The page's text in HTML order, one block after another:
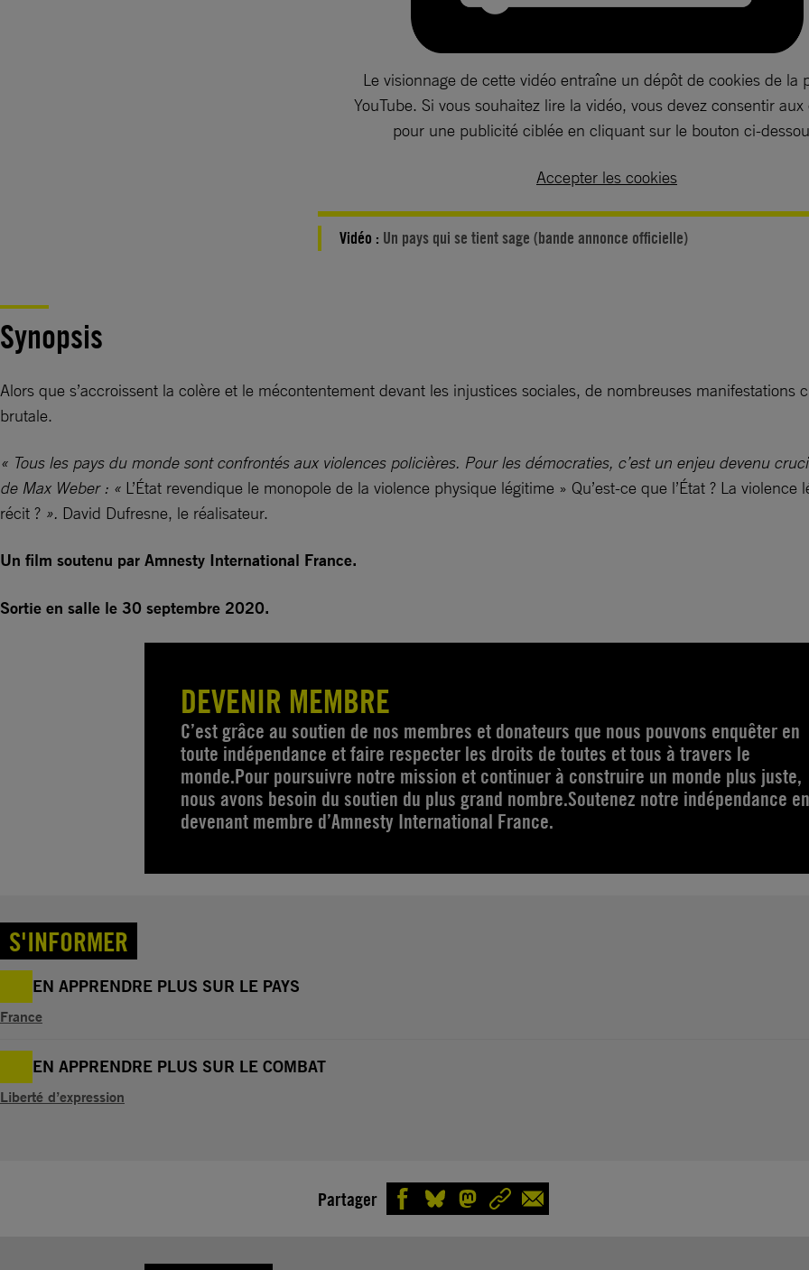
Le visionnage de cette vidéo entraîne un dépôt de cookies de la
YouTube. Si vous souhaitez lire la vidéo, vous devez consentir aux
pour une publicité ciblée en cliquant sur le bouton ci-
Accepter les cookies
Vidéo : Un pays qui se tient sage (bande annonce officielle)
Synopsis
Alors que s’accroissent la colère et le mécontentement devant les injustices sociales, de nombreuses manifestations
brutale.
« Tous les pays du monde sont confrontés aux violences policières. Pour les démocraties, c’est un enjeu devenu
de Max Weber : « L’État revendique le monopole de la violence physique légitime » Qu’est-ce que l’État ? La
récit ? ». David Dufresne, le réalisateur.
Un film soutenu par Amnesty International France.
Sortie en salle le 30 septembre 2020.
DEVENIR MEMBRE
C’est grâce au soutien de nos membres et donateurs que nous pouvons enquêter en
toute indépendance et faire respecter les droits de toutes et tous à travers le
monde.Pour poursuivre notre mission et continuer à construire un monde plus juste,
nous avons besoin du soutien du plus grand nombre.Soutenez notre indépendance en
devenant membre d’Amnesty International France.
S'INFORMER
EN APPRENDRE PLUS SUR LE PAYS
France
EN APPRENDRE PLUS SUR LE COMBAT
Liberté d’expression
Partager